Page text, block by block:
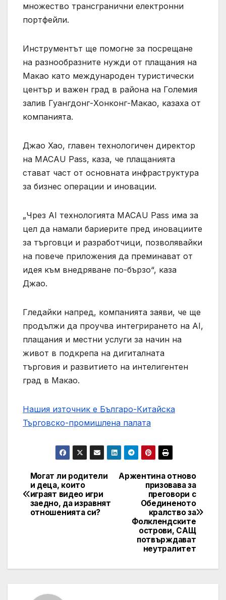
множество трансгранични електронни
портфейли.
Инструментът ще помогне за посрещане
на разнообразните нужди от плащания на
Макао като международен туристически
център и важен град в района на Големия
залив Гуангдонг-Хонконг-Макао, казаха от
компанията.
Джао Хао, главен технологичен директор
на MACAU Pass, каза, че плащанията
стават част от основната инфраструктура
за бизнес операции и иновации.
„Чрез AI технологията MACAU Pass има за
цел да намали бариерите пред иновациите
за търговци и разработчици, позволявайки
на повече приложения да преминават от
идея към внедряване по-бързо“, каза
Джао.
Гледайки напред, компанията заяви, че ще
продължи да проучва интегрирането на AI,
плащания и местни услуги за начин на
живот в подкрепа на дигиталната
търговия и развитието на интелигентен
град в Макао.
Нашия източник е Българо-Китайска
Търговско-промишлена палaта
Post
navigation
Аржентина отново
призовава за
преговори с
Обединеното
кралство за
Фолклендските
острови, САЩ
потвърждават
неутралитет
Могат ли родители
и деца, които
играят видео игри
заедно, да изравнят
отношенията си?